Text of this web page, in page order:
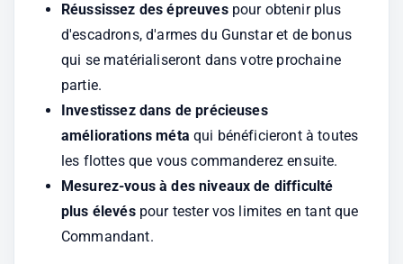
Réussissez des épreuves pour obtenir plus
d'escadrons, d'armes du Gunstar et de bonus
qui se matérialiseront dans votre prochaine
partie.
Investissez dans de précieuses
améliorations méta qui bénéficieront à toutes
les flottes que vous commanderez ensuite.
Mesurez-vous à des niveaux de difficulté
plus élevés pour tester vos limites en tant que
Commandant.